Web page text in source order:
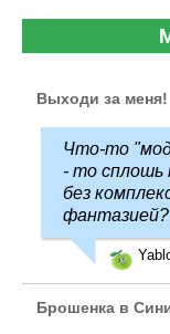
Выходи за меня!
Что-то
- то
без
Брошенка в